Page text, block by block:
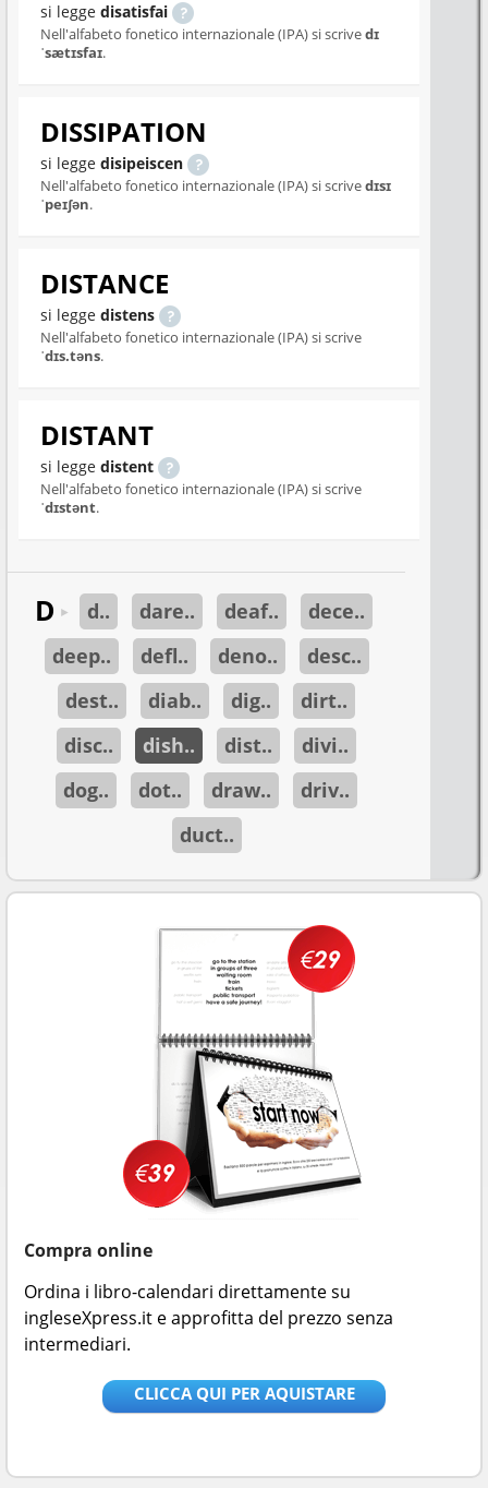
si legge disatisfai
Nell'alfabeto fonetico internazionale (IPA) si scrivedɪ
ˈsætɪsfaɪ.
DISSIPATION
si legge disipeiscen
Nell'alfabeto fonetico internazionale (IPA) si scrivedɪsɪ
ˈpeɪʃən.
DISTANCE
si legge distens
Nell'alfabeto fonetico internazionale (IPA) si scrive
ˈdɪs.təns.
DISTANT
si legge distent
Nell'alfabeto fonetico internazionale (IPA) si scrive
ˈdɪstənt.
D ► d.. dare.. deaf..
dece..
deep..
defl.. deno..
desc..
dest..
diab.. dig..
dirt..
disc..
dish.. dist..
divi..
dog..
dot.. draw..
driv..
duct..
Compra online
Ordina i libro-calendari direttamente su
ingleseXpress.it e approfitta del prezzo senza
intermediari.
CLICCA QUI PER AQUISTARE